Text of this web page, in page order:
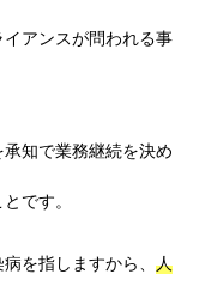
アンスが問われる事
知で業務継続を決め
です。
を指しますから、 人